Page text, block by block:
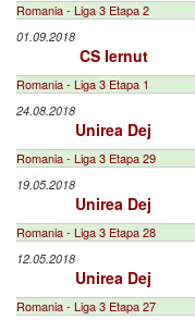
Romania - Liga 3 Etapa 2
01.09.2018
CS Iernut
Romania - Liga 3 Etapa 1
24.08.2018
Unirea Dej
Romania - Liga 3 Etapa 29
19.05.2018
Unirea Dej
Romania - Liga 3 Etapa 28
12.05.2018
Unirea Dej
Romania - Liga 3 Etapa 27